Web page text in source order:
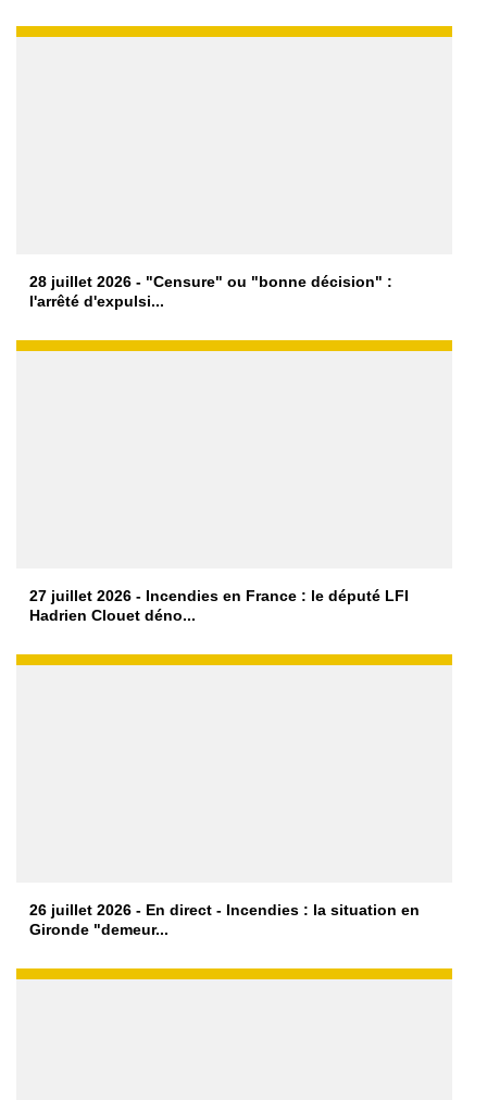
28 juillet 2026 - "Censure" ou "bonne décision" :
l'arrêté d'expulsi...
27 juillet 2026 - Incendies en France : le député LFI
Hadrien Clouet déno...
26 juillet 2026 - En direct - Incendies : la situation en
Gironde "demeur...